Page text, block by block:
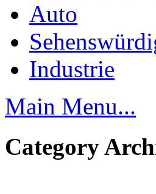
Auto
Industrie
Main Menu...
Category